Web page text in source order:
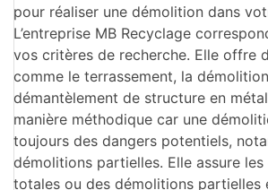
pour réaliser une démolition dans
L’entreprise MB Recyclage
vos critères de recherche. Elle offre
comme le terrassement, la
démantèlement de structure en
manière méthodique car une
toujours des dangers potentiels,
démolitions partielles. Elle assure
totales ou des démolitions partielles